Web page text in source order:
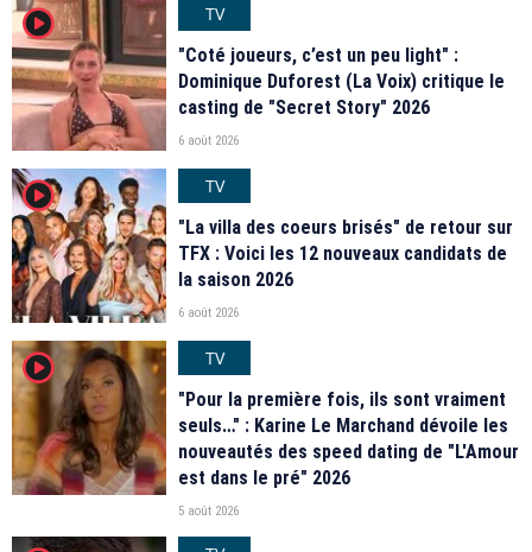
player2
TV
"Coté joueurs, c’est un peu light" :
Dominique Duforest (La Voix) critique le
casting de "Secret Story" 2026
6 août 2026
player2
TV
"La villa des coeurs brisés" de retour sur
TFX : Voici les 12 nouveaux candidats de
la saison 2026
6 août 2026
player2
TV
"Pour la première fois, ils sont vraiment
seuls…" : Karine Le Marchand dévoile les
nouveautés des speed dating de "L'Amour
est dans le pré" 2026
5 août 2026